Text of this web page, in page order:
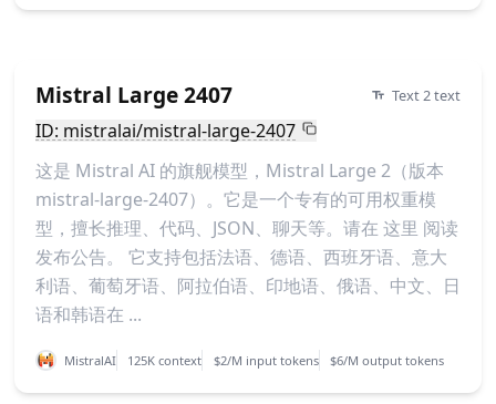
Mistral Large 2407 Text 2 text
ID: mistralai/mistral-large-2407
这是 Mistral AI 的旗舰模型，Mistral Large 2（版本
mistral-large-2407）。它是一个专有的可用权重模
型，擅长推理、代码、JSON、聊天等。请在 这里 阅读
发布公告。 它支持包括法语、德语、西班牙语、意大
利语、葡萄牙语、阿拉伯语、印地语、俄语、中文、日
语和韩语在 ...
MistralAI 125K context $2/M input tokens $6/M output tokens